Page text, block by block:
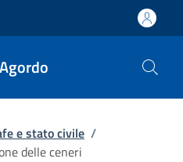
e stato civile /
delle ceneri